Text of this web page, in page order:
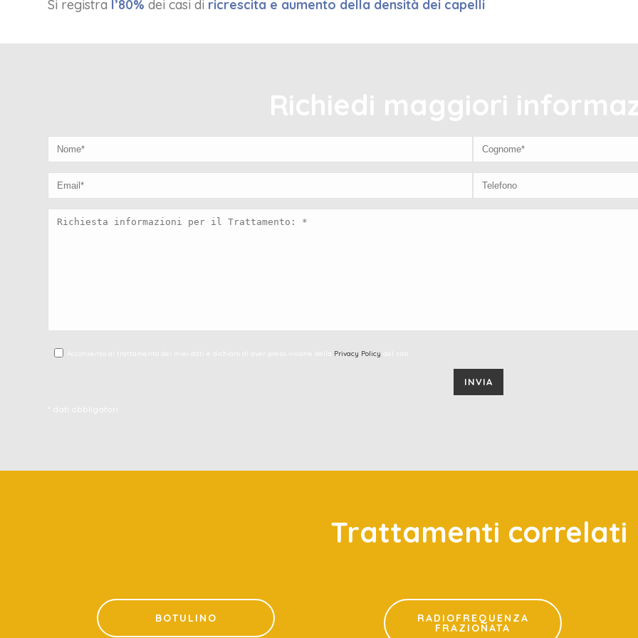
Si registra l’80% dei casi di ricrescita e aumento della densità dei capelli
Richiedi maggiori
Acconsento al trattamento dei miei dati e dichiaro di aver preso visione della Privacy Policy del sito
* dati obbligatori
Trattamenti correlati
BOTULINO RADIOFREQUENZA
FRAZIONATA